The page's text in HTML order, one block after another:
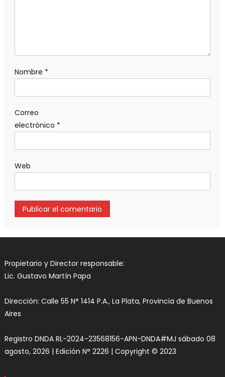
Nombre *
Correo
electrónico *
Web
Propietario y Director responsable:
Lic. Gustavo Martín Papa
Dirección: Calle 55 N° 1414 P.A., La Plata, Provincia de Buenos
Aires
Registro DNDA RL-2024-23568156-APN-DNDA#MJ sábado 08
agosto, 2026 | Edición N° 2226 | Copyright © 2023